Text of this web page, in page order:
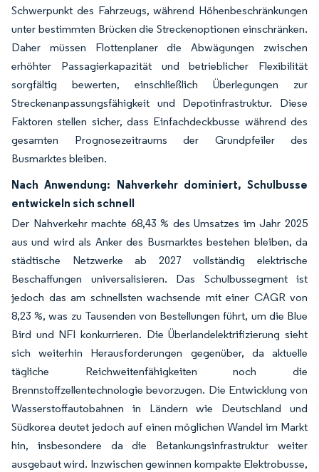
Schwerpunkt des Fahrzeugs, während Höhenbeschränkungen
unter bestimmten Brücken die Streckenoptionen einschränken.
Daher müssen Flottenplaner die Abwägungen zwischen
erhöhter Passagierkapazität und betrieblicher Flexibilität
sorgfältig bewerten, einschließlich Überlegungen zur
Streckenanpassungsfähigkeit und Depotinfrastruktur. Diese
Faktoren stellen sicher, dass Einfachdeckbusse während des
gesamten Prognosezeitraums der Grundpfeiler des
Busmarktes bleiben.
Nach Anwendung: Nahverkehr dominiert, Schulbusse
entwickeln sich schnell
Der Nahverkehr machte 68,43 % des Umsatzes im Jahr 2025
aus und wird als Anker des Busmarktes bestehen bleiben, da
städtische Netzwerke ab 2027 vollständig elektrische
Beschaffungen universalisieren. Das Schulbussegment ist
jedoch das am schnellsten wachsende mit einer CAGR von
8,23 %, was zu Tausenden von Bestellungen führt, um die Blue
Bird und NFI konkurrieren. Die Überlandelektrifizierung sieht
sich weiterhin Herausforderungen gegenüber, da aktuelle
tägliche Reichweitenfähigkeiten noch die
Brennstoffzellentechnologie bevorzugen. Die Entwicklung von
Wasserstoffautobahnen in Ländern wie Deutschland und
Südkorea deutet jedoch auf einen möglichen Wandel im Markt
hin, insbesondere da die Betankungsinfrastruktur weiter
ausgebaut wird. Inzwischen gewinnen kompakte Elektrobusse,